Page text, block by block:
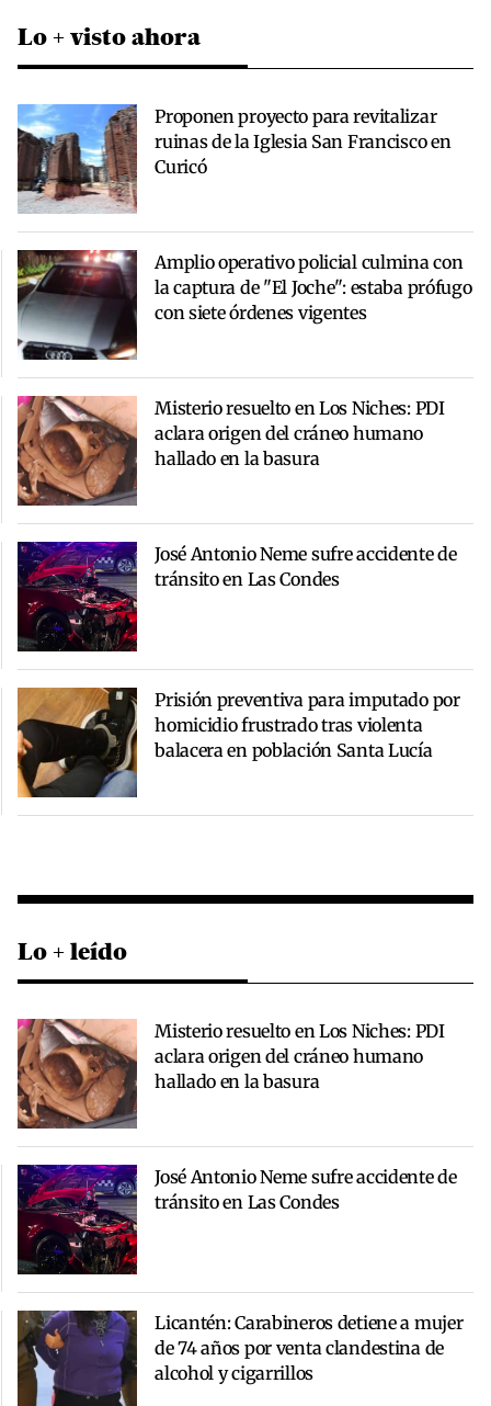
Lo + visto ahora
Proponen proyecto para revitalizar
ruinas de la Iglesia San Francisco en
Curicó
Amplio operativo policial culmina con
la captura de "El Joche": estaba prófugo
con siete órdenes vigentes
Misterio resuelto en Los Niches: PDI
aclara origen del cráneo humano
hallado en la basura
José Antonio Neme sufre accidente de
tránsito en Las Condes
Prisión preventiva para imputado por
homicidio frustrado tras violenta
balacera en población Santa Lucía
Lo + leído
Misterio resuelto en Los Niches: PDI
aclara origen del cráneo humano
hallado en la basura
José Antonio Neme sufre accidente de
tránsito en Las Condes
Licantén: Carabineros detiene a mujer
de 74 años por venta clandestina de
alcohol y cigarrillos